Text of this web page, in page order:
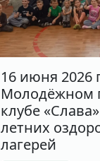
16 июня 2026
Молодёжном
клубе
летних
лагерей